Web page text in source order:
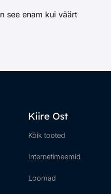
see enam kui väärt
Kiire Ost
Kõik tooted
Internetimeemid
Loomad